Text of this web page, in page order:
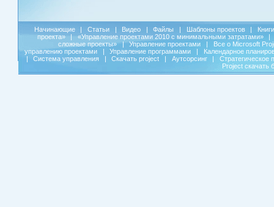
Начинающие | Статьи | Видео | Файлы | Шаблоны проектов |
Книги
проекта»
| «Управление проектами 2010 с минимальными затратами»
|
сложные проекты»
| Управление проектами |
Все о Microsoft
управлению проектами
| Управление программами |
Календарное
|
Система управления | Скачать project | Аутсорсинг |
Стратегическое
Project скачать